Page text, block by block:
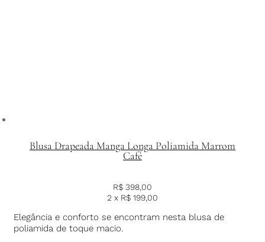
Blusa Drapeada Manga Longa Poliamida Marrom
Café
R$ 398,00
2 x R$ 199,00
Elegância e conforto se encontram nesta blusa de
poliamida de toque macio.